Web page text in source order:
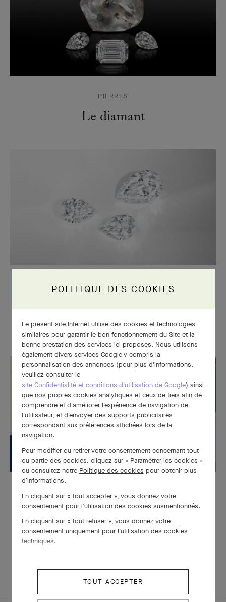
PIERRES
Le diamant
PIERRES
l’excellence de la Maison
Les diamants
Van Cleef & Arpels, entre expertise
POLITIQUE DES COOKIES
Le présent site Internet utilise des cookies et technologies
similaires pour garantir le bon fonctionnement du Site et la
bonne prestation des services ici proposes. Nous utilisons
également divers services Google y compris la
personnalisation des annonces (pour plus d'informations,
veuillez consulter le
site Confidentialité et conditions d'utilisation de Google) ainsi
que nos propres cookies analytiques et ceux de tiers afin de
comprendre et d'améliorer l'expérience de navigation de
l'utilisateur, et d'envoyer des supports publicitaires
correspondant aux préférences affichées lors de la
navigation.
Pour modifier ou retirer votre consentement concernant tout
ou partie des cookies, cliquez sur « Paramétrer les cookies »
ou consultez notre Politique des cookies pour obtenir plus
d’informations.
En cliquant sur « Tout accepter », vous donnez votre
consentement pour l’utilisation des cookies susmentionnés.
En cliquant sur « Tout refuser », vous donnez votre
consentement uniquement pour l’utilisation des cookies
techniques.
TOUT ACCEPTER